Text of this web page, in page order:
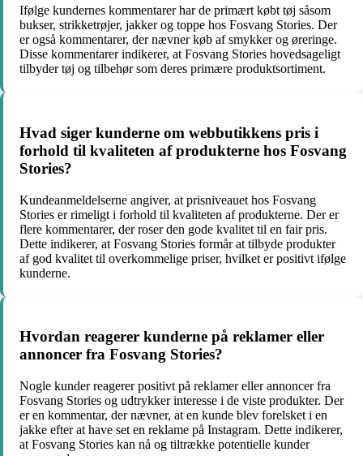
Ifølge kundernes kommentarer har de primært købt tøj såsom
bukser, strikketrøjer, jakker og toppe hos Fosvang Stories. Der
er også kommentarer, der nævner køb af smykker og øreringe.
Disse kommentarer indikerer, at Fosvang Stories hovedsageligt
tilbyder tøj og tilbehør som deres primære produktsortiment.
Hvad siger kunderne om webbutikkens pris i
forhold til kvaliteten af produkterne hos Fosvang
Stories?
Kundeanmeldelserne angiver, at prisniveauet hos Fosvang
Stories er rimeligt i forhold til kvaliteten af produkterne. Der er
flere kommentarer, der roser den gode kvalitet til en fair pris.
Dette indikerer, at Fosvang Stories formår at tilbyde produkter
af god kvalitet til overkommelige priser, hvilket er positivt ifølge
kunderne.
Hvordan reagerer kunderne på reklamer eller
annoncer fra Fosvang Stories?
Nogle kunder reagerer positivt på reklamer eller annoncer fra
Fosvang Stories og udtrykker interesse i de viste produkter. Der
er en kommentar, der nævner, at en kunde blev forelsket i en
jakke efter at have set en reklame på Instagram. Dette indikerer,
at Fosvang Stories kan nå og tiltrække potentielle kunder